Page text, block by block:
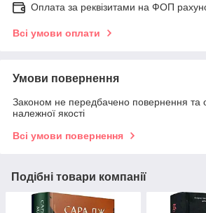
Оплата за реквізитами на ФОП
Всі умови оплати
Умови повернення
Законом не передбачено повернення та
належної якості
Всі умови повернення
Подібні товари компанії